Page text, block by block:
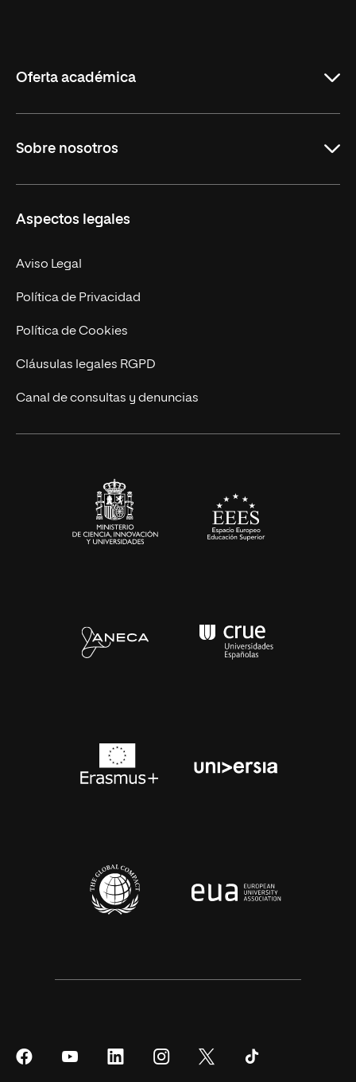
Oferta académica
Másteres Oficiales
Doctorados
Experto Universitario
Postgrados
Cursos Universitarios
Sobre nosotros
Facultades
Nuestro Equipo
Trabaja en UNIR
Actualidad
UNIR Revista
Eventos
Aspectos legales
Aviso Legal
Política de Privacidad
Política de Cookies
Cláusulas legales RGPD
Canal de consultas y denuncias
SíguenosSíguenos
SíguenosSíguenos
Síguenos